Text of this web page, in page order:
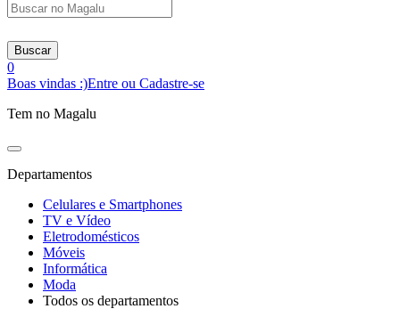
Buscar
0
Boas vindas :)Entre ou Cadastre-se
Tem no Magalu
Departamentos
Celulares e Smartphones
TV e Vídeo
Eletrodomésticos
Móveis
Informática
Moda
Todos os departamentos